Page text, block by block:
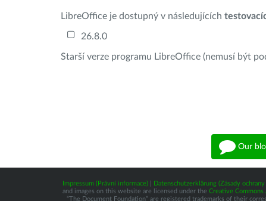
LibreOffice je dostupný v následujících
26.8.0
Starší verze programu LibreOffice (nemusí být
Our
Impressum (Právní informace)| Datenschutzerklärung (Zásady
and images on this website are licensed under the Creative
“The Document Foundation” are registered trademarks of their